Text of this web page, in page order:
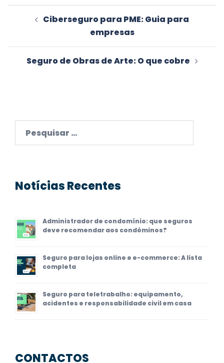
NavegaçãoCiberseguro para PME: Guia para
empresas
Seguro de Obras de Arte: O que cobre
por:
Notícias Recentes
Administrador de condomínio: que seguros
deve recomendar aos condóminos?
Seguro para lojas online e e-commerce: A lista
completa
Seguro para teletrabalho: equipamento,
acidentes e responsabilidade civil em casa
CONTACTOS